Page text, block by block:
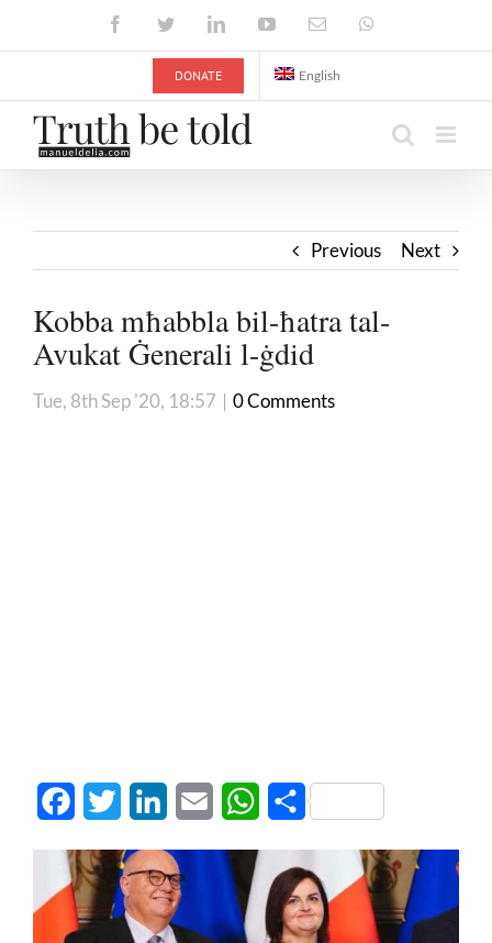
FacebookTwitterLinkedInYouTubeEmail
DONATE English
Previous Next
Kobba mħabbla bil-ħatra tal-
Avukat Ġenerali l-ġdid
Tue, 8th Sep '20, 18:57 | 0 Comments
FacebookTwitter LinkedInEmail WhatsApp
Share